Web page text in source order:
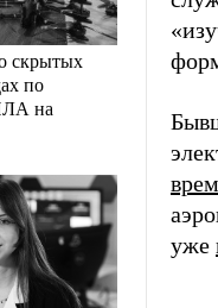
скрытых
по
на
уже